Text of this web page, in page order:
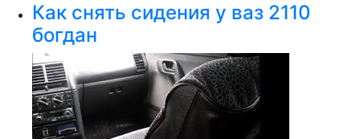
Как снять сидения у ваз 2110
богдан